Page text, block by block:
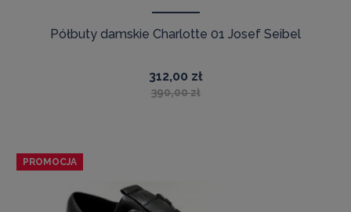
Półbuty damskie Charlotte 01 Josef Seibel
312,00 zł
390,00 zł
PROMOCJA